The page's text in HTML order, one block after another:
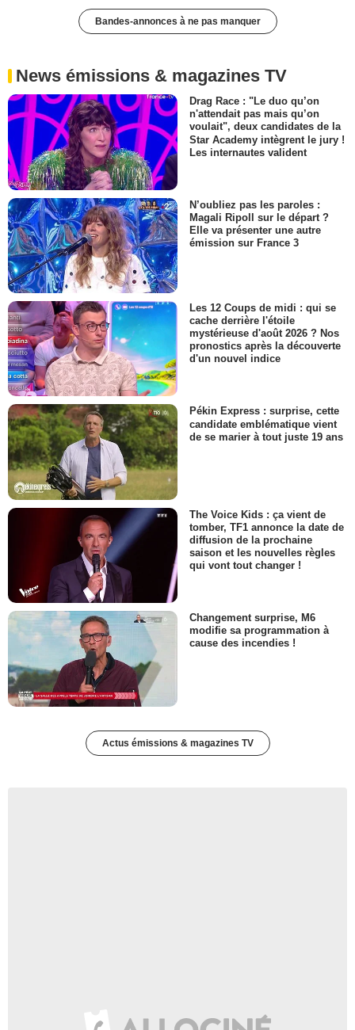
Bandes-annonces à ne pas manquer
News émissions & magazines TV
Drag Race : "Le duo qu’on
n'attendait pas mais qu’on
voulait", deux candidates de la
Star Academy intègrent le jury !
Les internautes valident
N’oubliez pas les paroles :
Magali Ripoll sur le départ ?
Elle va présenter une autre
émission sur France 3
Les 12 Coups de midi : qui se
cache derrière l'étoile
mystérieuse d'août 2026 ? Nos
pronostics après la découverte
d'un nouvel indice
Pékin Express : surprise, cette
candidate emblématique vient
de se marier à tout juste 19 ans
The Voice Kids : ça vient de
tomber, TF1 annonce la date de
diffusion de la prochaine
saison et les nouvelles règles
qui vont tout changer !
Changement surprise, M6
modifie sa programmation à
cause des incendies !
Actus émissions & magazines TV